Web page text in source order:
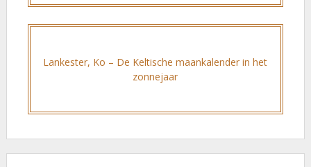
Lankester, Ko – De Keltische maankalender in het
zonnejaar